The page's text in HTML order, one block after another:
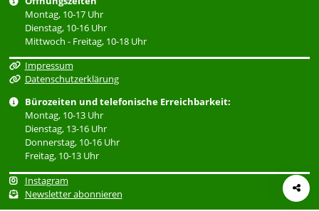
Montag, 10-17 Uhr
Dienstag, 10-16 Uhr
Mittwoch - Freitag, 10-18 Uhr
Impressum
Datenschutzerklärung
Bürozeiten und telefonische Erreichbarkeit:
Montag, 10-13 Uhr
Dienstag, 13-16 Uhr
Donnerstag, 10-16 Uhr
Freitag, 10-13 Uhr
Instagram
Newsletter abonnieren